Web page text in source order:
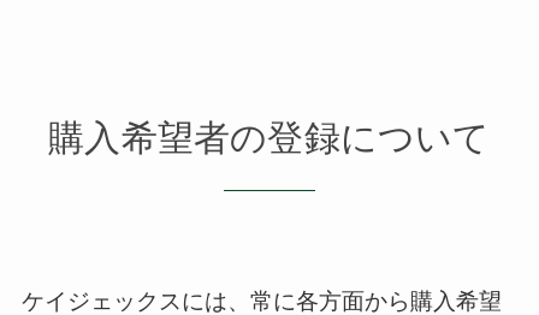
購入希望者の登録について
ケイジェックスには、常に各方面から購入希望